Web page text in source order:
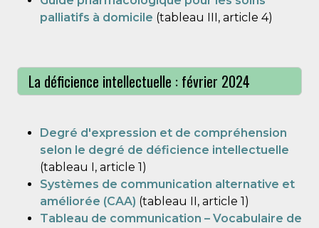
palliatifs à domicile (tableau III, article 4)
La déficience intellectuelle : février 2024
Degré d'expression et de compréhension
selon le degré de déficience intellectuelle
(tableau I, article 1)
Systèmes de communication alternative et
améliorée (CAA) (tableau II, article 1)
Tableau de communication – Vocabulaire de